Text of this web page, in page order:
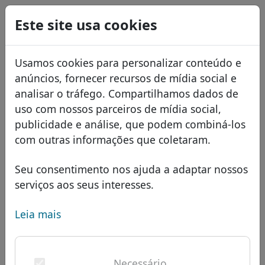
Este site usa cookies
Usamos cookies para personalizar conteúdo e
anúncios, fornecer recursos de mídia social e
analisar o tráfego. Compartilhamos dados de
uso com nossos parceiros de mídia social,
publicidade e análise, que podem combiná-los
com outras informações que coletaram.
Seu consentimento nos ajuda a adaptar nossos
serviços aos seus interesses.
Leia mais
Domínios
Banco de dados de domínios
domínios africanos
domínios asiáticos
domínios europeus
Lista de preços
Descontos
Transferir
Pesquisar
Serviços
FAQ
USD
EUR
GBP
Español
Français
Italiano
Română
Eesti
Domínio .trust - Novos